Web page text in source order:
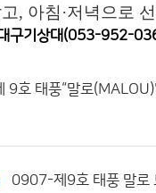
, 아침·저녁으로
구기상대(053-952-
9호 태풍“말로
0907-제9호 태풍 말로